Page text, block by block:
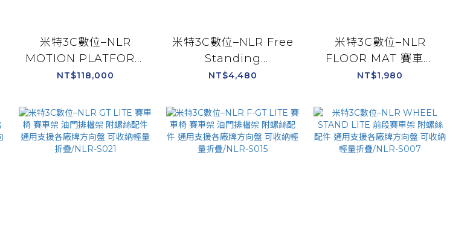
米特3C數位–NLR
MOTION PLATFORM
V3 動態模擬器 適用賽
M001v3
NT$118,000
米特3C數位–NLR Free
Standing
Keyboard&Mouse
托架/NLR-A012
NT$4,480
米特3C數位–NLR
FLOOR MAT 賽車椅
賽車架 專用地毯/NLR-
NT$1,980